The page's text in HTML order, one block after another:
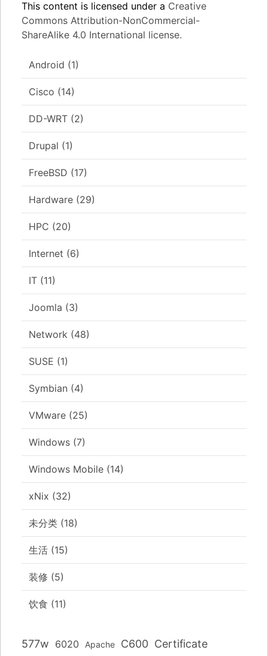
This content is licensed under a Creative
Commons Attribution-NonCommercial-
ShareAlike 4.0 International license.
Android (1)
Cisco (14)
DD-WRT (2)
Drupal (1)
FreeBSD (17)
Hardware (29)
HPC (20)
Internet (6)
IT (11)
Joomla (3)
Network (48)
SUSE (1)
Symbian (4)
VMware (25)
Windows (7)
Windows Mobile (14)
xNix (32)
未分类 (18)
生活 (15)
装修 (5)
饮食 (11)
577w 6020 Apache C600 Certificate